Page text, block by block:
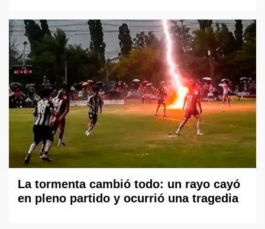
La tormenta cambió todo: un rayo cayó
en pleno partido y ocurrió una tragedia